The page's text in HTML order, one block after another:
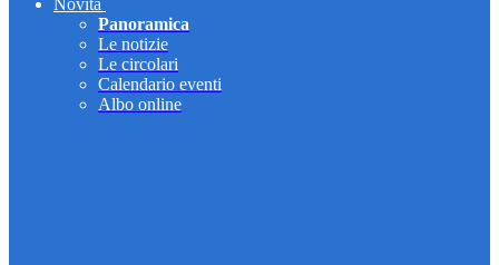
Novità
Panoramica
Le notizie
Le circolari
Calendario eventi
Albo online